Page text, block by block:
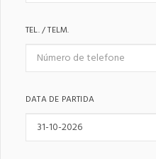
TEL. / TELM.
DATA DE PARTIDA